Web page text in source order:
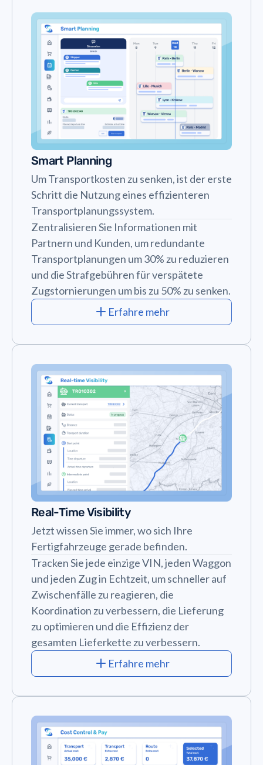
Smart Planning
Um Transportkosten zu senken, ist der erste
Schritt die Nutzung eines effizienteren
Transportplanungssystem.
Zentralisieren Sie Informationen mit
Partnern und Kunden, um redundante
Transportplanungen um 30% zu reduzieren
und die Strafgebühren für verspätete
Zugstornierungen um bis zu 50% zu senken.
Erfahre mehr
Real-Time Visibility
Jetzt wissen Sie immer, wo sich Ihre
Fertigfahrzeuge gerade befinden.
Tracken Sie jede einzige VIN, jeden Waggon
und jeden Zug in Echtzeit, um schneller auf
Zwischenfälle zu reagieren, die
Koordination zu verbessern, die Lieferung
zu optimieren und die Effizienz der
gesamten Lieferkette zu verbessern.
Erfahre mehr